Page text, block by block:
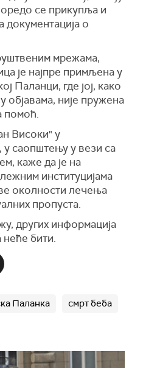
се прикупља и
документација о
мрежама,
је најпре примљена у
Паланци, где јој, како
није пружена
помоћ.
Високи" у
саопштењу у вези са
каже да је на
институцијама
околности лечења
пропуста.
других информација
бити.
Паланка смрт беба